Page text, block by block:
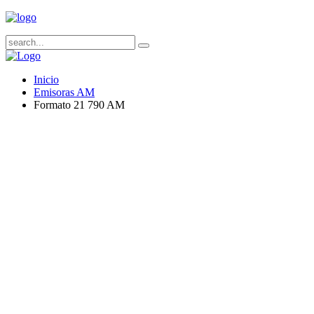
Inicio
Emisoras AM
Formato 21 790 AM